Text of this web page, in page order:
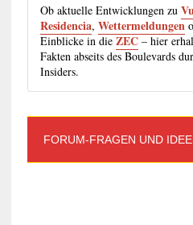
Ob aktuelle Entwicklungen zu
Residencia, Wettermeldungen
Einblicke in dieZEC– hier
Fakten abseits des Boulevards
Insiders.
FORUM-FRAGEN UND